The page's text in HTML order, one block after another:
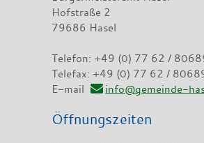
Hofstraße 2
79686 Hasel
Telefon: +49 (0) 77 62 /
Telefax: +49 (0) 77 62 /
E-mail
info@gemeinde-
Öffnungszeiten